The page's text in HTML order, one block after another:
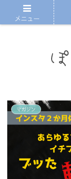
マガジン
メニュー